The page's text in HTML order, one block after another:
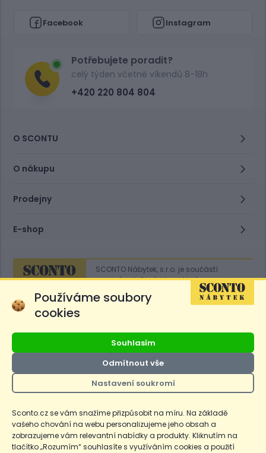
Facebook Instagram
Potřebujete poradit?
celý týden včetně víkendů 8-18h
+420 220 804 804
O SCONTU
O nákupu
Prodejny
E-shop
SCONTO Nábytek, s.r.o. je součástí
mezinárodního řetězce, který provozuje
obchodní domy
Sconto.
Ceny produktů na e-shopu sconto.cz jsou označeny následovně. Běžná
cena je cena bez označení, *Cena pro členy SCONTO Clubu, **Akční
dnů před prvním zlevněním. Dle zákona o ochraně spotřebitele §12a je
uvedená Běžná cena současně i nejnižší za 30 dní, pokud není Nejnižší
Běžná cena za 30 dní uvedena samostatně na detailu produktu.
Používáme soubory
cookies
Souhlasím
Odmítnout vše
Nastavení soukromí
Sconto.cz se vám snažíme přizpůsobit na míru. Na základě
vašeho chování na webu personalizujeme jeho obsah a
zobrazujeme vám relevantní nabídky a produkty. Kliknutím na
tlačítko „Rozumím“ souhlasíte s využíváním cookies a použití